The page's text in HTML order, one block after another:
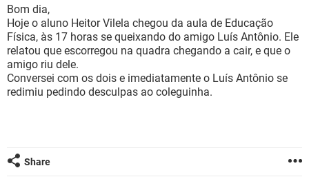
GUIA DE COMPRAS
INSTAGRAM GMAIL
GUIA DE COMPRAS
CELULAR
OUTLOOK EXCEL
INSTAGRAM
GUIA DE COMPRAS
Bom dia,
Hoje o aluno Heitor Vilela chegou da aula de Educação
Física, às 17 horas se queixando do amigo Luís Antônio. Ele
relatou que escorregou na quadra chegando a cair, e que o
amigo riu dele.
Conversei com os dois e imediatamente o Luís Antônio se
redimiu pedindo desculpas ao coleguinha.
Share